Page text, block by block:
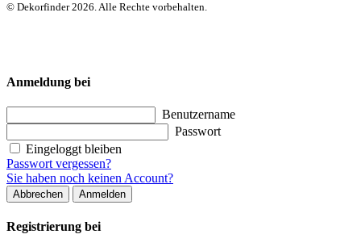
© Dekorfinder 2026. Alle Rechte vorbehalten.
Anmeldung bei
Benutzername
Passwort
Eingeloggt bleiben
Passwort vergessen?
Sie haben noch keinen Account?
Abbrechen Anmelden
Registrierung bei